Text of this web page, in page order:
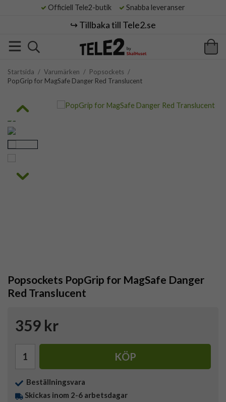
Officiell Tele2-butik Snabba leveranser
↪️ Tillbaka till Tele2.se
Startsida / Varumärken / Popsockets /
PopGrip for MagSafe Danger Red Translucent
Popsockets PopGrip for MagSafe Danger
Red Translucent
359 kr
KÖP
Beställningsvara
Skickas inom 2-6 arbetsdagar